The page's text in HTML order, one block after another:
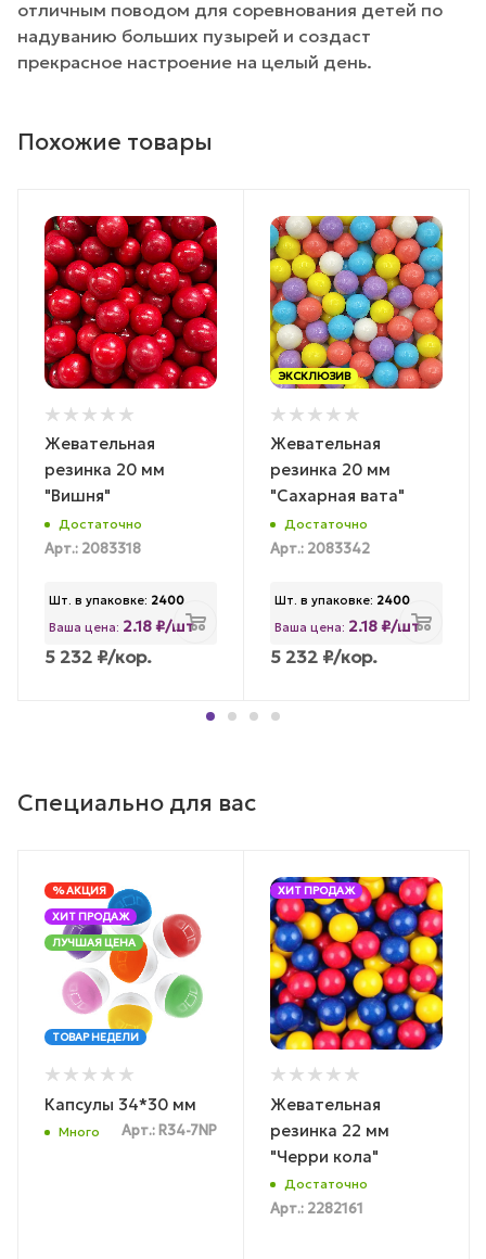
отличным поводом для соревнования детей по
надуванию больших пузырей и создаст
прекрасное настроение на целый день.
Похожие товары
Жевательная
резинка 20 мм
"Вишня"
Достаточно
Арт.: 2083318
Шт. в упаковке: 2400
Ваша цена: 2.18 ₽/шт
5 232 ₽/кор.
ЭКСКЛЮЗИВ
Жевательная
резинка 20 мм
"Сахарная вата"
Достаточно
Арт.: 2083342
Шт. в упаковке: 2400
Ваша цена: 2.18 ₽/шт
5 232 ₽/кор.
Специально для вас
% АКЦИЯ
ХИТ ПРОДАЖ
ЛУЧШАЯ ЦЕНА
ТОВАР НЕДЕЛИ
Капсулы 34*30 мм
Много Арт.: R34-7NP
ХИТ ПРОДАЖ
Жевательная
резинка 22 мм
"Черри кола"
Достаточно
Арт.: 2282161